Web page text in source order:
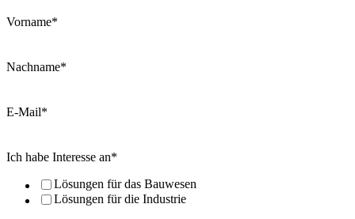
Vorname*
Nachname*
E-Mail*
Ich habe Interesse an*
Lösungen für das Bauwesen
Lösungen für die Industrie